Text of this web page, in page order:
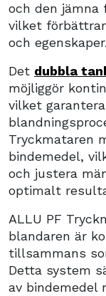
och den jämna
vilket
och egenskaper.
Det dubbla
möjliggör
vilket
Tryckmataren
bindemedel,
och justera
optimalt
ALLU PF
blandaren är
tillsammans
Detta system
av bindemedel